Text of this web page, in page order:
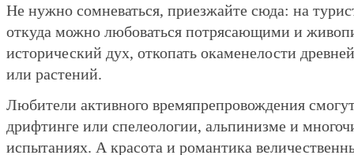
Не нужно сомневаться, приезжайте сюда: на
откуда можно любоваться потрясающими и
исторический дух, откопать окаменелости
или растений.
Любители активного времяпрепровождения смогут
дрифтинге или спелеологии, альпинизме и
испытаниях. А красота и романтика